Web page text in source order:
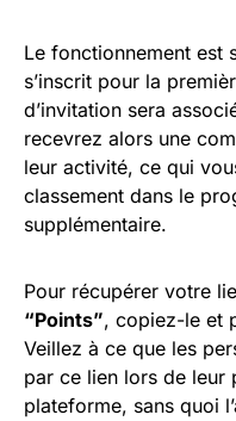
Le fonctionnement est
s’inscrit pour la
d’invitation sera
recevrez alors une
leur activité, ce qui
classement dans le
supplémentaire.
Pour récupérer votre
“Points”, copiez-le et
Veillez à ce que les
par ce lien lors de leur
plateforme, sans quoi